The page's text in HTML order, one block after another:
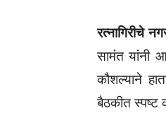
रत्नागिरीचे
सामंत यांनी
कौशल्याने
बैठकीत स्पष्ट